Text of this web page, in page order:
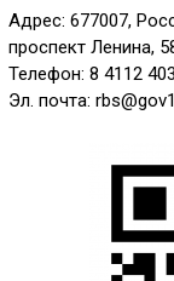
Адрес: 677007,
проспект Ленина,
Телефон: 8 4112
Эл. почта: